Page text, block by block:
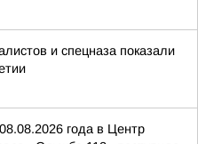
и спецназа показали
года в Центр